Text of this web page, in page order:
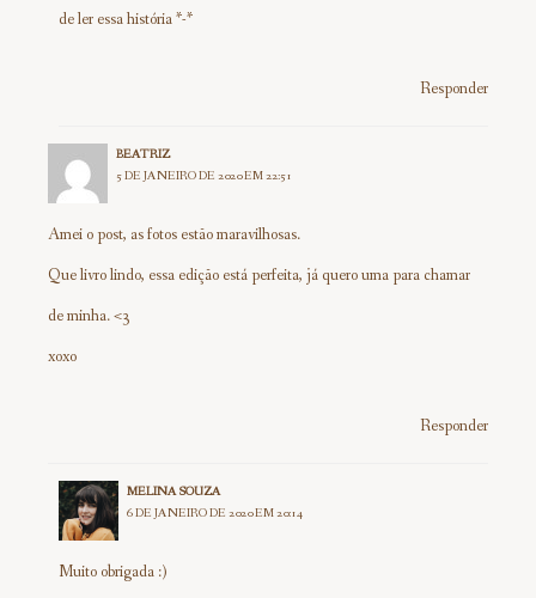
de ler essa história *-*
Responder
BEATRIZ
5 DE JANEIRO DE 2020 EM 22:51
Amei o post, as fotos estão maravilhosas.
Que livro lindo, essa edição está perfeita, já quero uma para chamar
de minha. <3
xoxo
Responder
MELINA SOUZA
6 DE JANEIRO DE 2020 EM 20:14
Muito obrigada :)